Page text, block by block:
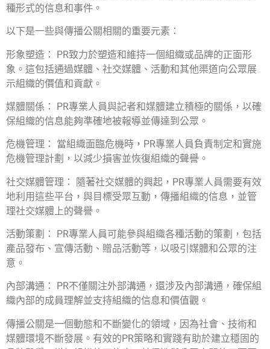
種形式的信息和事件。
以下是一些與傳播公關相關的重要元素：
形象塑造： PR致力於塑造和維持一個組織或品牌的正面形
象。這包括通過媒體、社交媒體、活動和其他渠道向公眾展
示組織的價值和貢獻。
媒體關係： PR專業人員與記者和媒體建立積極的關係，以確
保組織的信息能夠準確地被報導並傳達到公眾。
危機管理： 當組織面臨危機時，PR專業人員負責制定和實施
危機管理計劃，以減少損害並恢復組織的聲譽。
社交媒體管理： 隨著社交媒體的興起，PR專業人員需要有效
地利用這些平台，與目標受眾互動，傳播組織的信息，並管
理社交媒體上的聲譽。
活動策劃： PR專業人員可能參與組織各種活動的策劃，包括
產品發布、宣傳活動、贈品活動等，以吸引媒體和公眾的注
意。
內部溝通： PR不僅關注外部溝通，還涉及內部溝通，確保組
織內部的成員理解並支持組織的信息和價值觀。
傳播公關是一個動態和不斷變化的領域，因為社會、技術和
媒體環境不斷發展。有效的PR策略和實踐有助於建立穩固的